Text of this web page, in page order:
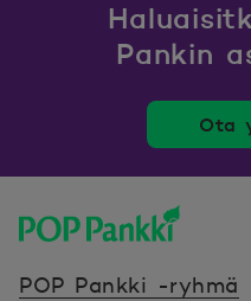
Pankin
Ota
POP Pankki -ryhmä